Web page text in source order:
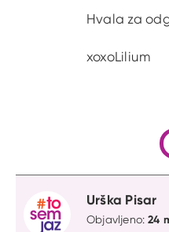
Hvala za
xoxoLilium
Urška Pisar
Objavljeno:24